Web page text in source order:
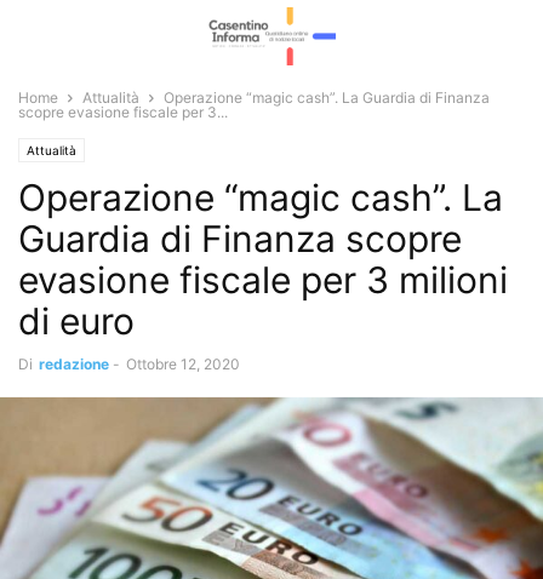
Home Attualità
Operazione “magic cash”. La Guardia di Finanza
scopre evasione fiscale per 3...
Attualità
Operazione “magic cash”. La
Guardia di Finanza scopre
evasione fiscale per 3 milioni
di euro
Di redazione - Ottobre 12, 2020